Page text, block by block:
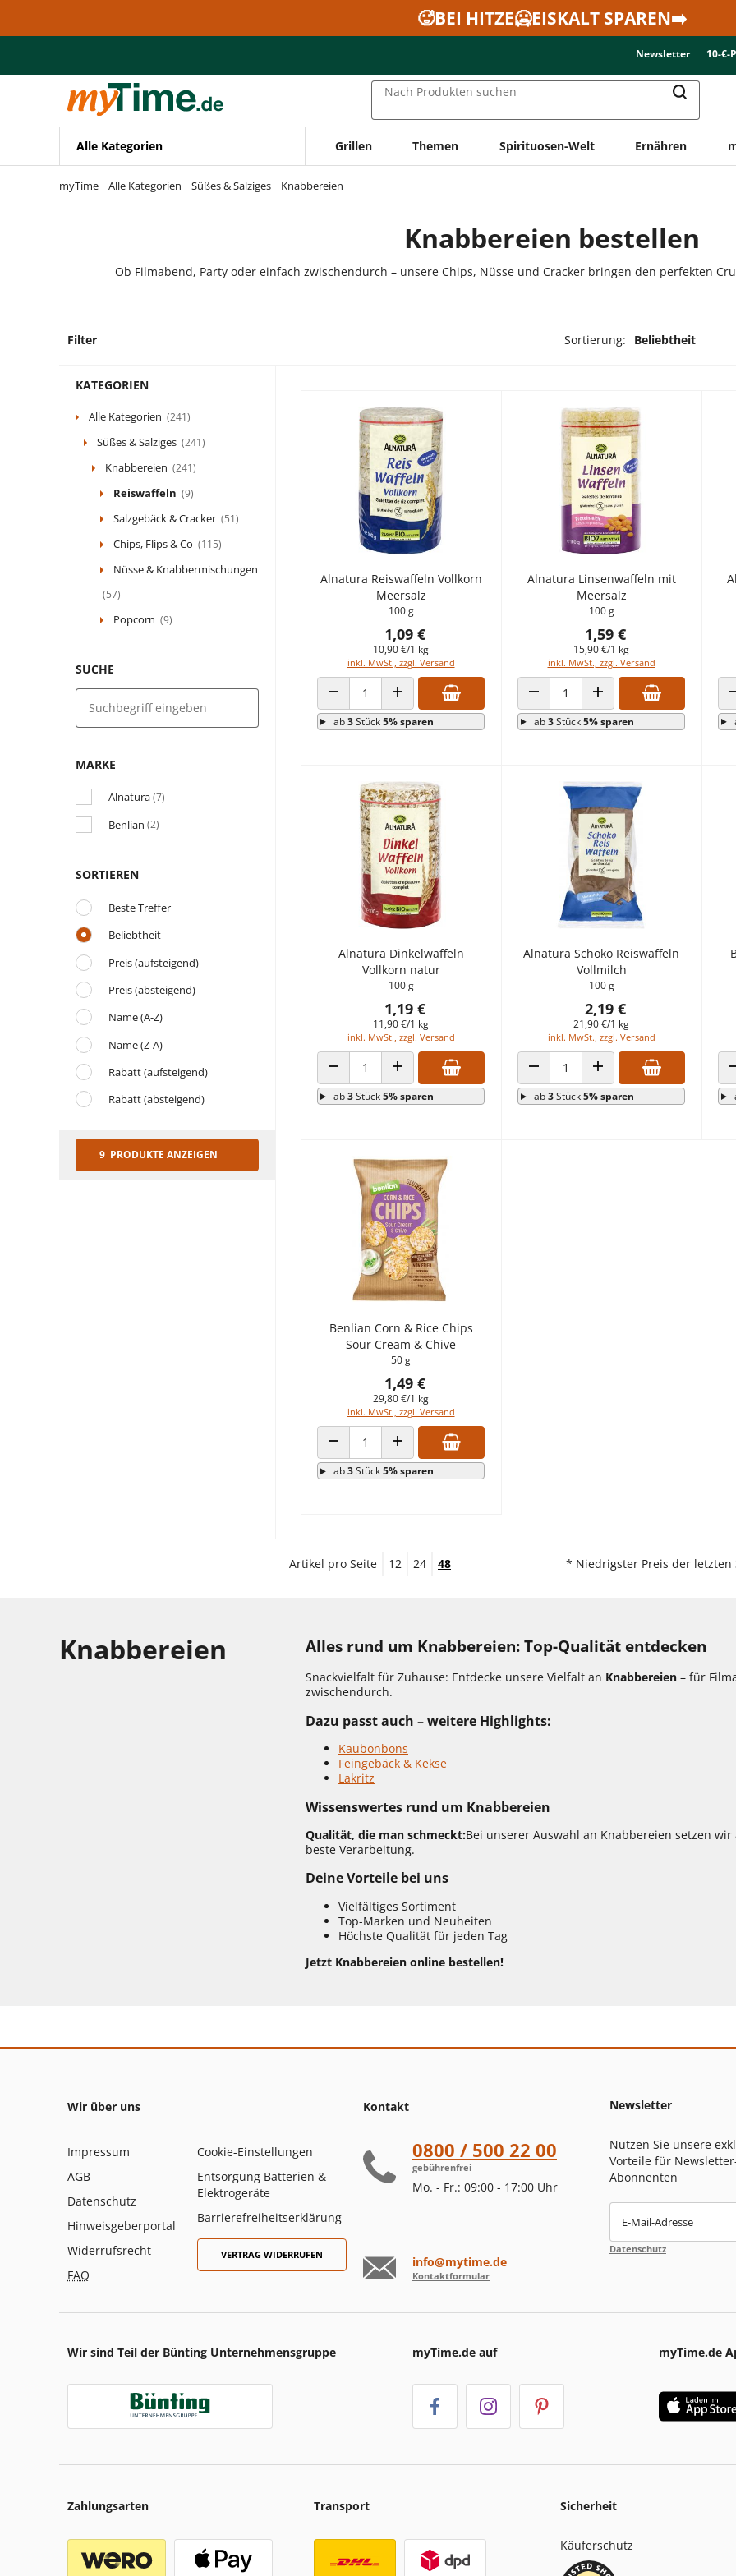
Zur Navigation springen
🥵BEI HITZE🥶EISKALT SPAREN➡️
Newsletter 10-€-
Nach Produkten suchen
Alle Kategorien Grillen Themen Spirituosen-Welt Ernähren
myTime Alle Kategorien Süßes & Salziges Knabbereien
Knabbereien bestellen
Ob Filmabend, Party oder einfach zwischendurch – unsere Chips, Nüsse und Cracker bringen den perfekten
Filter Sortierung: Beliebtheit
KATEGORIEN
Alle Kategorien (241)
Süßes & Salziges (241)
Knabbereien (241)
Reiswaffeln (9)
Salzgebäck & Cracker (51)
Chips, Flips & Co (115)
Nüsse & Knabbermischungen
(57)
Popcorn (9)
SUCHE
MARKE
Alnatura(7)
Benlian (2)
SORTIEREN
Beste Treffer
Beliebtheit
Preis (aufsteigend)
Preis (absteigend)
Name (A-Z)
Name (Z-A)
Rabatt (aufsteigend)
Rabatt (absteigend)
9 PRODUKTE ANZEIGEN
Alnatura Reiswaffeln Vollkorn
Meersalz
100 g
1,09 €
10,90 €/1 kg
inkl. MwSt., zzgl. Versand
ANZAHL VERRINGERNANZAHL ERHÖHEN
ab3Stück5% sparen
Alnatura Linsenwaffeln mit
Meersalz
100 g
1,59 €
15,90 €/1 kg
inkl. MwSt., zzgl. Versand
ANZAHL VERRINGERNANZAHL ERHÖHEN
ab3Stück5% sparen
Alnatura Dinkelwaffeln
Vollkorn natur
100 g
1,19 €
11,90 €/1 kg
inkl. MwSt., zzgl. Versand
ANZAHL VERRINGERNANZAHL ERHÖHEN
ab3Stück5% sparen
Alnatura Schoko Reiswaffeln
Vollmilch
100 g
2,19 €
21,90 €/1 kg
inkl. MwSt., zzgl. Versand
ANZAHL VERRINGERNANZAHL ERHÖHEN
ab3Stück5% sparen
Benlian Corn & Rice Chips
Sour Cream & Chive
50 g
1,49 €
29,80 €/1 kg
inkl. MwSt., zzgl. Versand
ANZAHL VERRINGERNANZAHL ERHÖHEN
ab3Stück5% sparen
Artikel pro Seite 12 24 48 * Niedrigster Preis der letzten
Knabbereien Alles rund um Knabbereien: Top-Qualität entdecken
Snackvielfalt für Zuhause: Entdecke unsere Vielfalt an Knabbereien – für
zwischendurch.
Dazu passt auch – weitere Highlights:
Kaubonbons
Feingebäck & Kekse
Lakritz
Wissenswertes rund um Knabbereien
Qualität, die man schmeckt:Bei unserer Auswahl an Knabbereien setzen
beste Verarbeitung.
Deine Vorteile bei uns
Vielfältiges Sortiment
Top-Marken und Neuheiten
Höchste Qualität für jeden Tag
Jetzt Knabbereien online bestellen!
Wir über uns
Impressum
AGB
Datenschutz
Hinweisgeberportal
Widerrufsrecht
FAQ
Cookie-Einstellungen
Entsorgung Batterien &
Elektrogeräte
Barrierefreiheitserklärung
VERTRAG WIDERRUFEN
Kontakt
0800 / 500 22 00
gebührenfrei
Mo. - Fr.: 09:00 - 17:00 Uhr
info@mytime.de
Kontaktformular
Newsletter
Nutzen Sie unsere
Vorteile für
Abonnenten
E-Mail-Adresse
Datenschutz
Wir sind Teil der Bünting Unternehmensgruppe myTime.de auf myTime.de
Zahlungsarten Transport Sicherheit
Käuferschutz